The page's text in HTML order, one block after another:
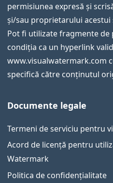
permisiunea expresă și
și/sau proprietarului
Pot fi utilizate fragmente de
condiția ca un hyperlink
www.visualwatermark.com
specifică către conținutul
Documente legale
Termeni de serviciu pentru
Acord de licență pentru
Watermark
Politica de confidențialitate